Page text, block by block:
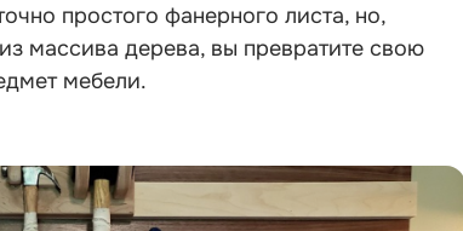
простого фанерного листа, но,
массива дерева, вы превратите свою
мебели.